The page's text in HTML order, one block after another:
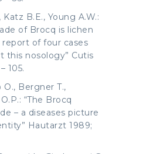
Katz B.E., Young A.W.:
of Brocq is lichen
report of four cases
this nosology” Cutis
105.
O., Bergner T.,
“The Brocq
– a diseases picture
Hautarzt 1989;